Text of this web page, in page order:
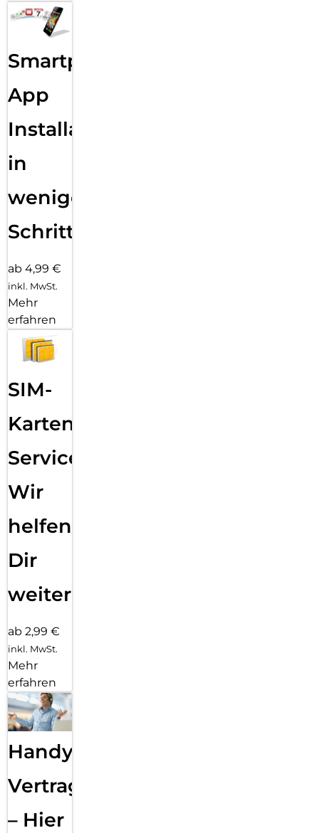
Zeig deinen ganz eigenen Style mit vielen verschiedenen,
einfach anpassbaren Zifferblättern und einer großen Auswahl
an Armbändern in unterschiedlichen Farben, Stilen und
Smartphone
App
Installation
in
wenigen
Schritten
ab 4,99 €
inkl. MwSt.
Mehr
erfahren
SIM-
Karten
Service:
Wir
helfen
Dir
weiter
ab 2,99 €
inkl. MwSt.
Mehr
erfahren
Handy
Vertragsabwicklung
– Hier